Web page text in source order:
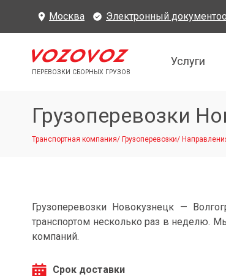
Москва Электронный
ПЕРЕВОЗКИ СБОРНЫХ ГРУЗОВ
Услуги
Грузоперевозки
Транспортная компания/ Грузоперевозки/
Грузоперевозки Новокузнецк —
транспортом несколько раз в неделю.
компаний.
Срок доставки